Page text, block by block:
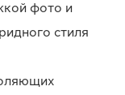
фото и
стиля